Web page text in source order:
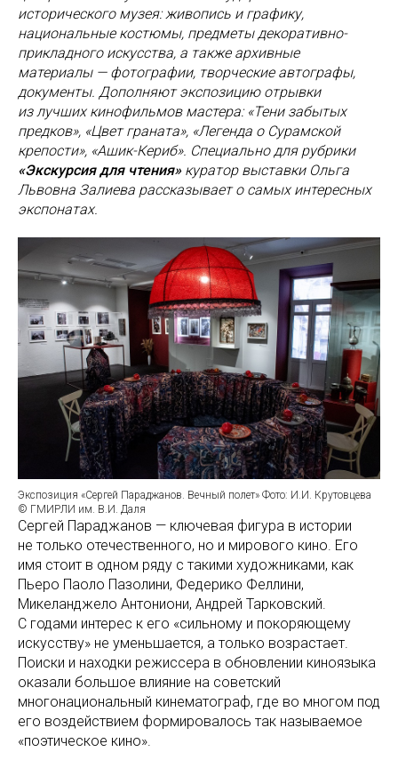
исторического музея: живопись и графику,
национальные костюмы, предметы декоративно-
прикладного искусства, а также архивные
материалы — фотографии, творческие автографы,
документы. Дополняют экспозицию отрывки
из лучших кинофильмов мастера: «Тени забытых
предков», «Цвет граната», «Легенда о Сурамской
крепости», «Ашик-Кериб». Специально для рубрики
«Экскурсия для чтения»куратор выставки Ольга
Львовна Залиева рассказывает о самых интересных
экспонатах.
Экспозиция «Сергей Параджанов. Вечный полет» Фото: И.И. Крутовцева
© ГМИРЛИ им. В.И. Даля
Сергей Параджанов — ключевая фигура в истории
не только отечественного, но и мирового кино. Его
имя стоит в одном ряду с такими художниками, как
Пьеро Паоло Пазолини, Федерико Феллини,
Микеланджело Антониони, Андрей Тарковский.
С годами интерес к его «сильному и покоряющему
искусству» не уменьшается, а только возрастает.
Поиски и находки режиссера в обновлении киноязыка
оказали большое влияние на советский
многонациональный кинематограф, где во многом под
его воздействием формировалось так называемое
«поэтическое кино».